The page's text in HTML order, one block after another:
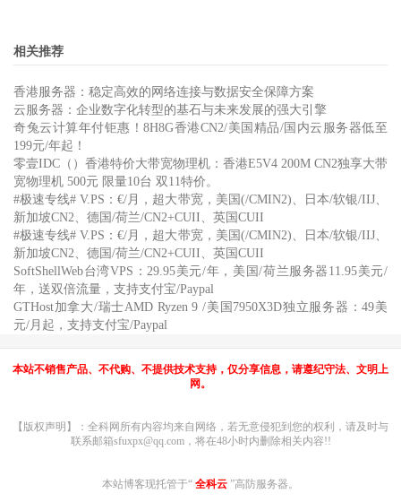
相关推荐
香港服务器：稳定高效的网络连接与数据安全保障方案
云服务器：企业数字化转型的基石与未来发展的强大引擎
奇兔云计算年付钜惠！8H8G香港CN2/美国精品/国内云服务器低至
199元/年起！
零壹IDC（）香港特价大带宽物理机：香港E5V4 200M CN2独享大带
宽物理机 500元 限量10台 双11特价。
#极速专线# V.PS：€/月，超大带宽，美国(/CMIN2)、日本/软银/IIJ、
新加坡CN2、德国/荷兰/CN2+CUII、英国CUII
#极速专线# V.PS：€/月，超大带宽，美国(/CMIN2)、日本/软银/IIJ、
新加坡CN2、德国/荷兰/CN2+CUII、英国CUII
SoftShellWeb台湾VPS：29.95美元/年，美国/荷兰服务器11.95美元/
年，送双倍流量，支持支付宝/Paypal
GTHost加拿大/瑞士AMD Ryzen 9 /美国7950X3D独立服务器：49美
元/月起，支持支付宝/Paypal
本站不销售产品、不代购、不提供技术支持，仅分享信息，请遵纪守法、文明上
网。
【版权声明】：全科网所有内容均来自网络，若无意侵犯到您的权利，请及时与
联系邮箱sfuxpx@qq.com，将在48小时内删除相关内容!!
本站博客现托管于“ 全科云 ”高防服务器。